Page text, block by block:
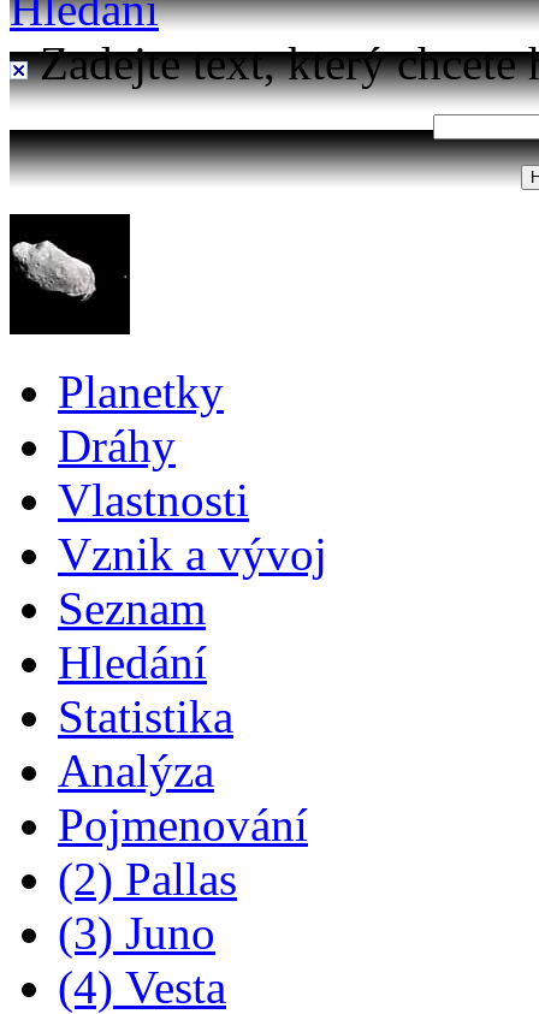
Zadejte text, který chcete
Planetky
Dráhy
Vlastnosti
Vznik a vývoj
Seznam
Hledání
Statistika
Analýza
Pojmenování
(2) Pallas
(3) Juno
(4) Vesta